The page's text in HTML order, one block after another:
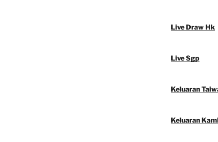
Live Draw Hk
Live Sgp
Keluaran
Keluaran